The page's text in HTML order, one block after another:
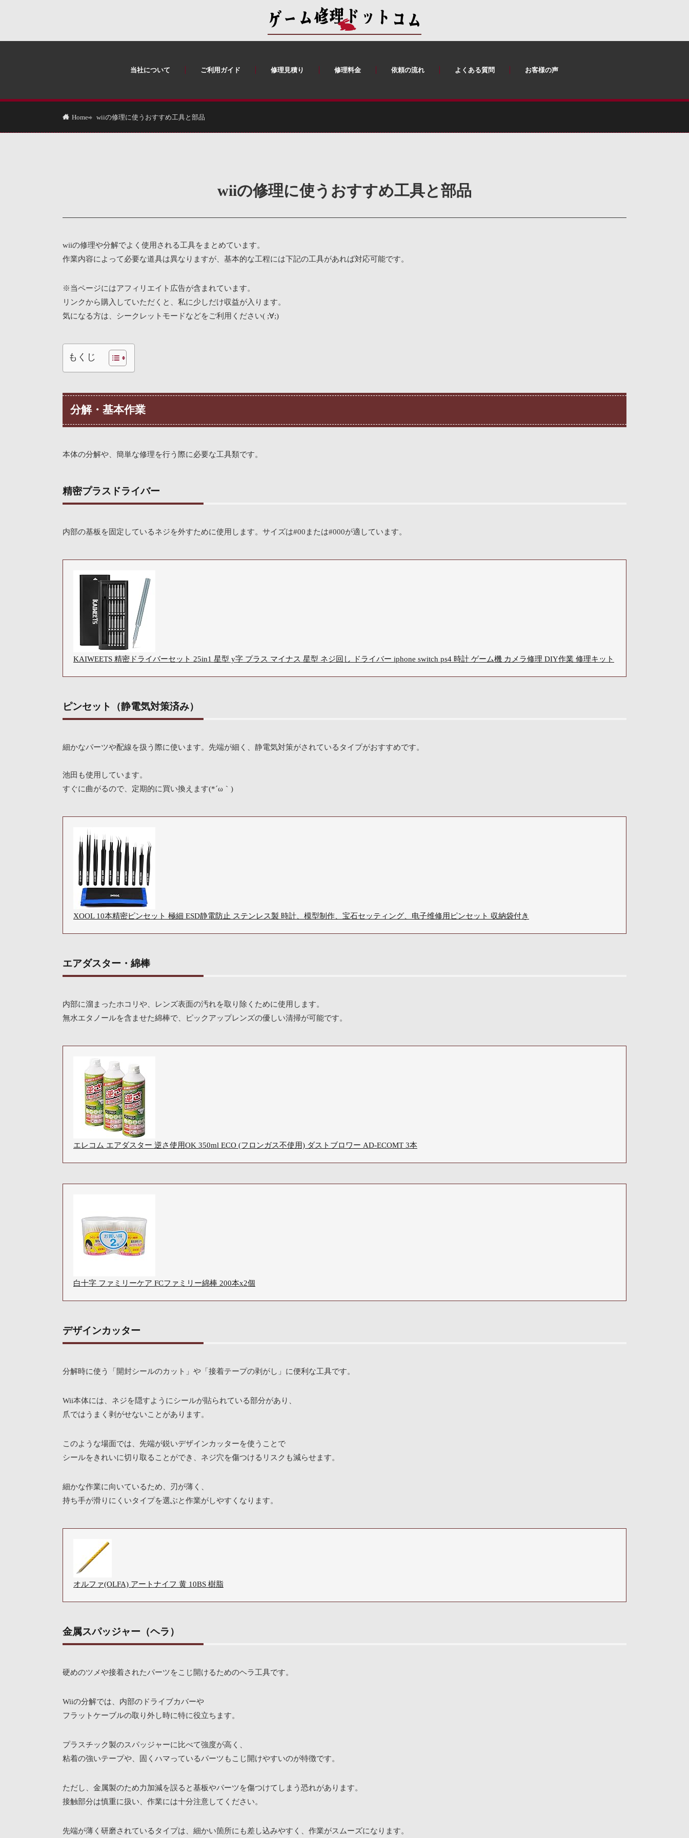
当社について ご利用ガイド 修理見積り 修理料金 依頼の流れ よくある質問 お客様の声
Home wiiの修理に使うおすすめ工具と部品
wiiの修理に使うおすすめ工具と部品
wiiの修理や分解でよく使用される工具をまとめています。
作業内容によって必要な道具は異なりますが、基本的な工程には下記の工具があれば対応可能です。
※当ページにはアフィリエイト広告が含まれています。
リンクから購入していただくと、私に少しだけ収益が入ります。
気になる方は、シークレットモードなどをご利用ください( ;∀;)
もくじ
分解・基本作業
本体の分解や、簡単な修理を行う際に必要な工具類です。
精密プラスドライバー
内部の基板を固定しているネジを外すために使用します。サイズは#00または#000が適しています。
KAIWEETS 精密ドライバーセット 25in1 星型 y字 プラス マイナス 星型 ネジ回し ドライバー iphone switch ps4 時計 ゲーム機 カメラ修理 DIY作業 修理キット
ピンセット（静電気対策済み）
細かなパーツや配線を扱う際に使います。先端が細く、静電気対策がされているタイプがおすすめです。
池田も使用しています。
すぐに曲がるので、定期的に買い換えます(*´ω｀)
XOOL 10本精密ピンセット 極細 ESD静電防止 ステンレス製 時計、模型制作、宝石セッティング、电子维修用ピンセット 収納袋付き
エアダスター・綿棒
内部に溜まったホコリや、レンズ表面の汚れを取り除くために使用します。
無水エタノールを含ませた綿棒で、ピックアップレンズの優しい清掃が可能です。
エレコム エアダスター 逆さ使用OK 350ml ECO (フロンガス不使用) ダストブロワー AD-ECOMT 3本
白十字 ファミリーケア FCファミリー綿棒 200本x2個
デザインカッター
分解時に使う「開封シールのカット」や「接着テープの剥がし」に便利な工具です。
Wii本体には、ネジを隠すようにシールが貼られている部分があり、
爪ではうまく剥がせないことがあります。
このような場面では、先端が鋭いデザインカッターを使うことで
シールをきれいに切り取ることができ、ネジ穴を傷つけるリスクも減らせます。
細かな作業に向いているため、刃が薄く、
持ち手が滑りにくいタイプを選ぶと作業がしやすくなります。
オルファ(OLFA) アートナイフ 黄 10BS 樹脂
金属スパッジャー（ヘラ）
硬めのツメや接着されたパーツをこじ開けるためのヘラ工具です。
Wiiの分解では、内部のドライブカバーや
フラットケーブルの取り外し時に特に役立ちます。
プラスチック製のスパッジャーに比べて強度が高く、
粘着の強いテープや、固くハマっているパーツもこじ開けやすいのが特徴です。
ただし、金属製のため力加減を誤ると基板やパーツを傷つけてしまう恐れがあります。
接触部分は慎重に扱い、作業には十分注意してください。
先端が薄く研磨されているタイプは、細かい箇所にも差し込みやすく、作業がスムーズになります。